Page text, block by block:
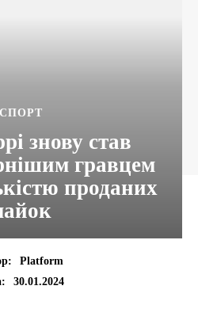
CПОРТ
знову став
гравцем
проданих
Platform
30.01.2024